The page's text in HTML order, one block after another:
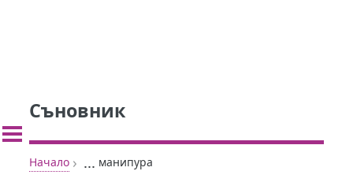
Съновник
Начало › ... манипура